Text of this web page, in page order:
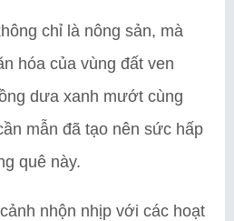
chỉ là nông sản, mà
hóa của vùng đất ven
dưa xanh mướt cùng
mẫn đã tạo nên sức hấp
quê này.
nhộn nhịp với các hoạt